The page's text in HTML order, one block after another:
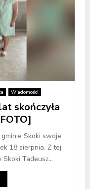
Wiadomości
skończyła
Skoki swoje
18 sierpnia. Z tej
Tadeusz...